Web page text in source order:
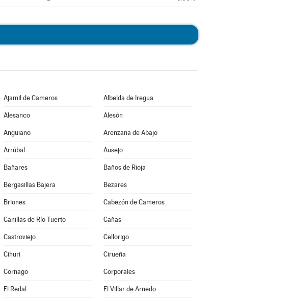
Ajamil de Cameros Albelda de Iregua
Alesanco Alesón
Anguiano Arenzana de Abajo
Arrúbal Ausejo
Bañares Baños de Rioja
Bergasillas Bajera Bezares
Briones Cabezón de Cameros
Canillas de Río Tuerto Cañas
Castroviejo Cellorigo
Cihuri Cirueña
Cornago Corporales
El Redal El Villar de Arnedo